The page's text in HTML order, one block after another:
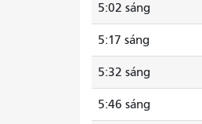
5:02 sáng
5:17 sáng
5:32 sáng
5:46 sáng